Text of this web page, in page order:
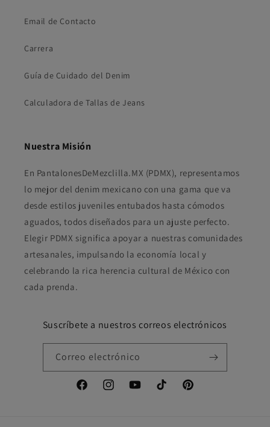
Email de Contacto
Carrera
Guía de Cuidado del Denim
Calculadora de Tallas de Jeans
Nuestra Misión
En PantalonesDeMezclilla.MX (PDMX), representamos
lo mejor del denim mexicano con una gama que va
desde estilos juveniles entubados hasta cómodos
aguados, todos diseñados para un ajuste perfecto.
Elegir PDMX significa apoyar a nuestras comunidades
artesanales, impulsando la economía local y
celebrando la rica herencia cultural de México con
cada prenda.
Suscríbete a nuestros correos electrónicos
Correo electrónico
FacebookInstagramYouTubeTikTok Pinterest